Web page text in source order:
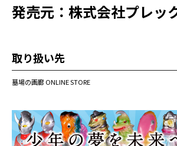
発売元：株式会社プレッ
取り扱い先
墓場の画廊 ONLINE STORE